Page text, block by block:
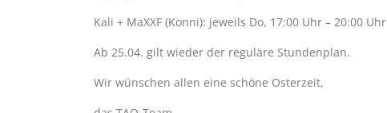
Kali + MaXXF (Konni): jeweils Do, 17:00 Uhr – 20:00 Uhr
Ab 25.04. gilt wieder der reguläre Stundenplan.
Wir wünschen allen eine schöne Osterzeit,